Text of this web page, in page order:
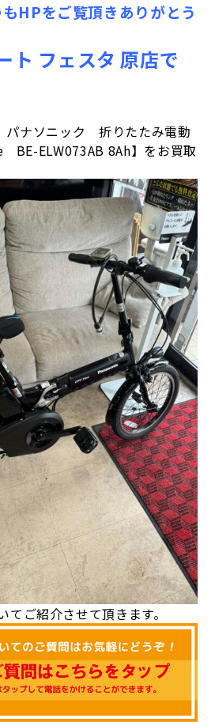
HPをご覧頂きありがとう
ト フェスタ 原店で
ナソニック 折りたたみ電動
ELW073AB 8Ah】をお買取
ご紹介させて頂きます。